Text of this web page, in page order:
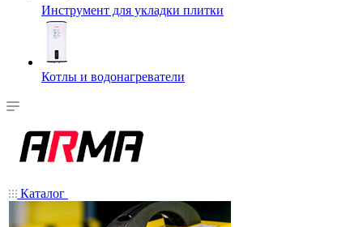
Инструмент для укладки плитки
Котлы и водонагреватели
Каталог